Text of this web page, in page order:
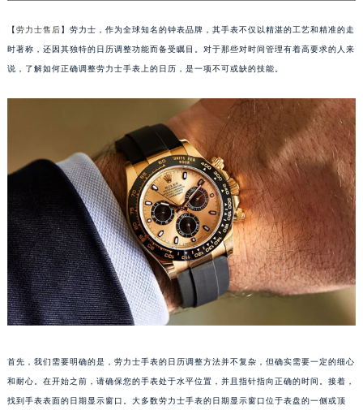
【劳力士售后】劳力士，作为全球知名的钟表品牌，其手表不仅以精湛的工艺和精准的走
时著称，还因其独特的日历调整功能而备受瞩目。对于那些对时间管理有着高要求的人来
说，了解如何正确调整劳力士手表上的日历，是一项不可或缺的技能。
首先，我们需要明确的是，劳力士手表的日历调整方法并不复杂，但确实需要一定的细心
和耐心。在开始之前，请确保您的手表处于水平位置，并且指针指向正确的时间。接着，
找到手表表面的日期显示窗口。大多数劳力士手表的日期显示窗口位于表盘的一侧或顶